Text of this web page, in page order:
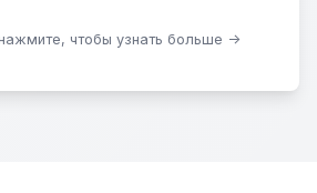
чтобы узнать больше →
Скачать образцы